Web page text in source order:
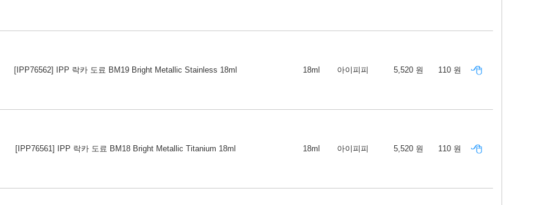
[IPP76562] IPP 락카 도료 BM19 Bright Metallic Stainless 18ml 18ml 아이피피 5,520 원 110 원
[IPP76561] IPP 락카 도료 BM18 Bright Metallic Titanium 18ml 18ml 아이피피 5,520 원 110 원